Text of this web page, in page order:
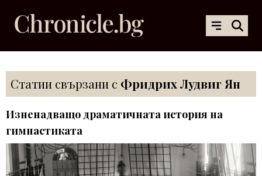
Статии свързани с Фридрих Лудвиг Ян
Изненадващо драматичната история на
гимнастиката